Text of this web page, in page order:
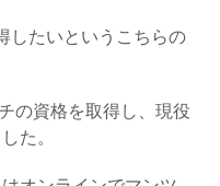
したいというこちらの
の資格を取得し、現役
た。